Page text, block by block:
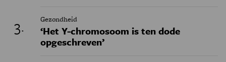
Gezondheid
‘Het Y-chromosoom is ten dode
opgeschreven’